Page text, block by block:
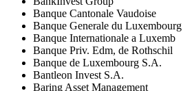
Banque Cantonale Vaudoise
Banque Generale du Luxembourg
Banque Internationale a Luxemb
Banque Priv. Edm, de Rothschil
Banque de Luxembourg S.A.
Bantleon Invest S.A.
Baring Asset Management